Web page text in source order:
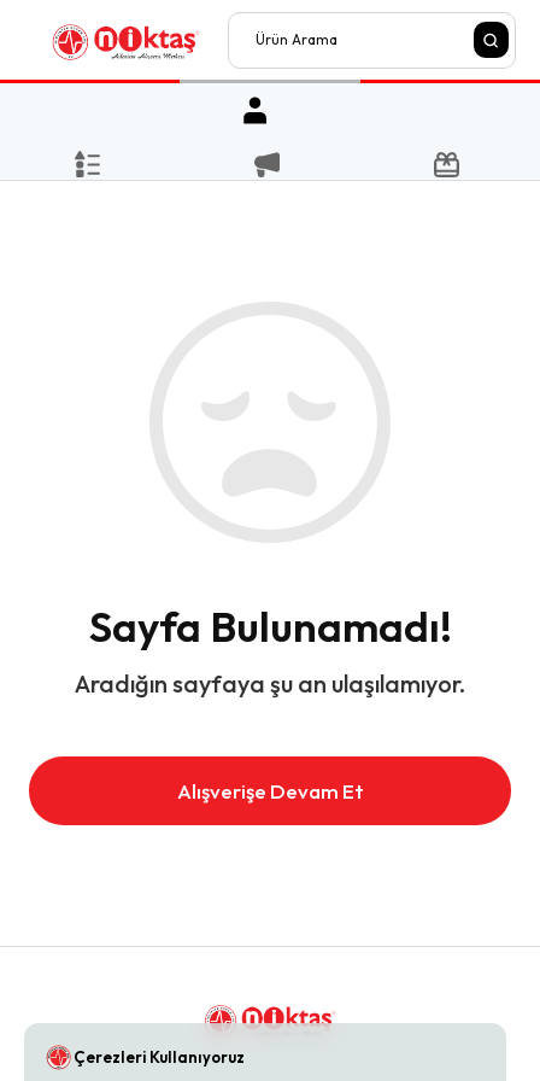
Sayfa Bulunamadı!
Aradığın sayfaya şu an ulaşılamıyor.
Alışverişe Devam Et
Çerezleri Kullanıyoruz